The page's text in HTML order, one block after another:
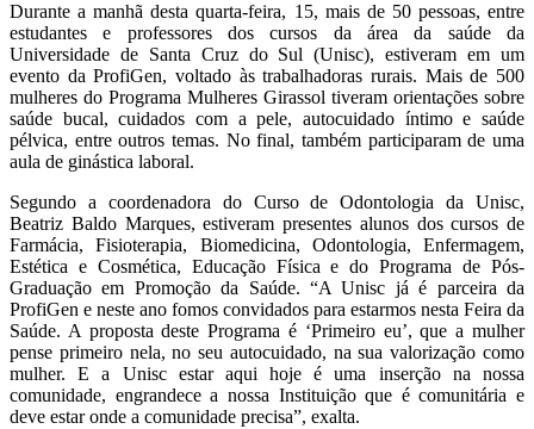
Durante a manhã desta quarta-feira, 15, mais de 50 pessoas, entre
estudantes e professores dos cursos da área da saúde da
Universidade de Santa Cruz do Sul (Unisc), estiveram em um
evento da ProfiGen, voltado às trabalhadoras rurais. Mais de 500
mulheres do Programa Mulheres Girassol tiveram orientações sobre
saúde bucal, cuidados com a pele, autocuidado íntimo e saúde
pélvica, entre outros temas. No final, também participaram de uma
aula de ginástica laboral.
Segundo a coordenadora do Curso de Odontologia da Unisc,
Beatriz Baldo Marques, estiveram presentes alunos dos cursos de
Farmácia, Fisioterapia, Biomedicina, Odontologia, Enfermagem,
Estética e Cosmética, Educação Física e do Programa de Pós-
Graduação em Promoção da Saúde. “A Unisc já é parceira da
ProfiGen e neste ano fomos convidados para estarmos nesta Feira da
Saúde. A proposta deste Programa é ‘Primeiro eu’, que a mulher
pense primeiro nela, no seu autocuidado, na sua valorização como
mulher. E a Unisc estar aqui hoje é uma inserção na nossa
comunidade, engrandece a nossa Instituição que é comunitária e
deve estar onde a comunidade precisa”, exalta.